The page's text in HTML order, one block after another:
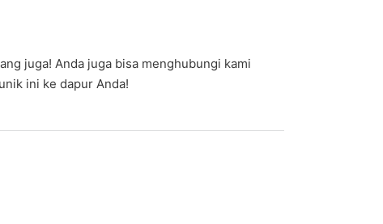
juga! Anda juga bisa menghubungi kami
ini ke dapur Anda!